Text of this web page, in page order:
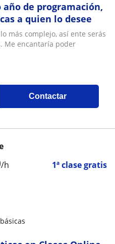
de programación,
a quien lo desee
más complejo, así ente serás
Me encantaría poder
Contactar
/h 1ª clase gratis